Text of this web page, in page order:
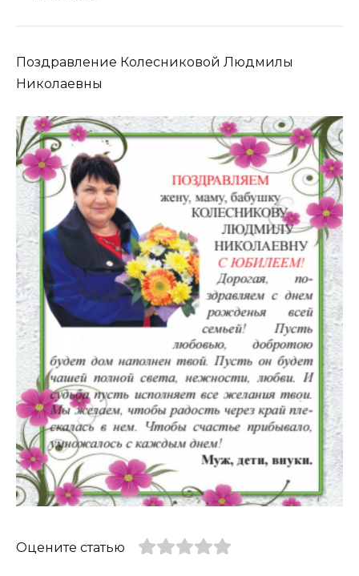
Поздравление Колесниковой Людмилы
Николаевны
Оцените статью